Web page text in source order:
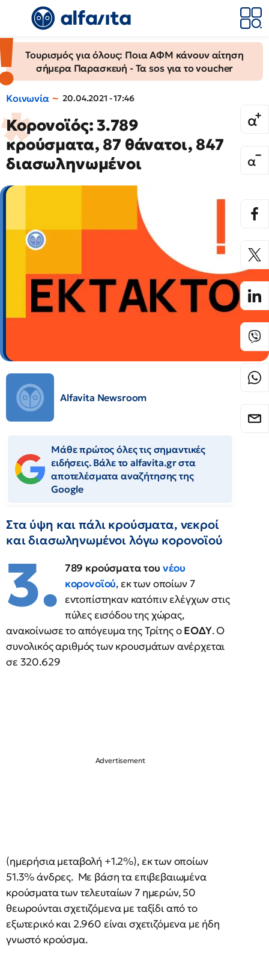
Τουρισμός για όλους: Ποια ΑΦΜ κάνουν αίτηση
σήμερα Παρασκευή - Τα sos για το voucher
Κοινωνία 20.04.2021 - 17:46
Κορονοϊός: 3.789
κρούσματα, 87 θάνατοι, 847
διασωληνωμένοι
Alfavita Newsroom
Μάθε πρώτος όλες τις σημαντικές
ειδήσεις. Βάλε το alfavita.gr στα
αποτελέσματα αναζήτησης της
Google
Στα ύψη και πάλι κρούσματα, νεκροί
και διασωληνωμένοι λόγω κορονοϊού
3. 789 κρούσματα του νέου
κορονοϊού, εκ των οποίων 7
εντοπίστηκαν κατόπιν ελέγχων στις
πύλες εισόδου της χώρας,
ανακοίνωσε το απόγευμα της Τρίτης οΕΟΔΥ. Ο
συνολικός αριθμός των κρουσμάτων ανέρχεται
σε 320.629
(ημερήσια μεταβολή +1.2%), εκ των οποίων
51.3% άνδρες. Με βάση τα επιβεβαιωμένα
κρούσματα των τελευταίων 7 ημερών, 50
θεωρούνται σχετιζόμενα με ταξίδι από το
εξωτερικό και 2.960 είναι σχετιζόμενα με ήδη
γνωστό κρούσμα.